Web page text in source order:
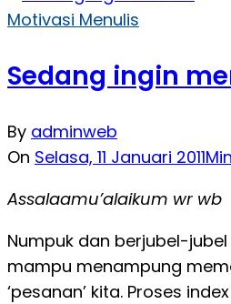
Motivasi Menulis
Sedang ingin
By adminweb
On Selasa, 11 Januari 2011
Assalaamu’alaikum wr wb
Numpuk dan berjubel-
mampu menampung
‘pesanan’ kita. Proses